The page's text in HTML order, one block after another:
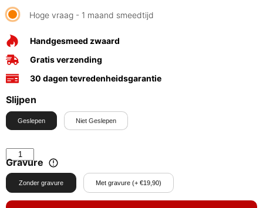
Hoge vraag - 1 maand smeedtijd
Handgesmeed zwaard
Gratis verzending
30 dagen tevredenheidsgarantie
Slijpen
Geslepen Niet Geslepen
Gravure
Zonder gravure Met gravure (+ €19,90)